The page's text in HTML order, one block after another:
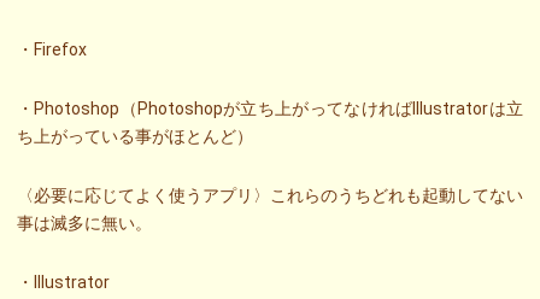
・Firefox
・Photoshop（Photoshopが立ち上がってなければIllustratorは立
ち上がっている事がほとんど）
〈必要に応じてよく使うアプリ〉これらのうちどれも起動してない
事は滅多に無い。
・Illustrator